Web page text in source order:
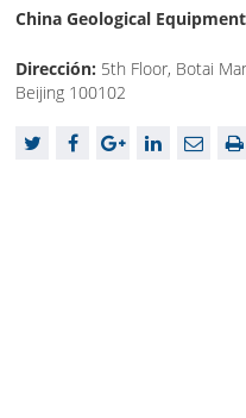
China Geological
Dirección: 5th Floor, Botai
Beijing 100102